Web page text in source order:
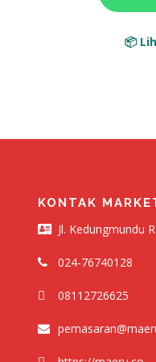
📦
KONTAK
Jl. Kedungmundu
024-76740128
08112726625